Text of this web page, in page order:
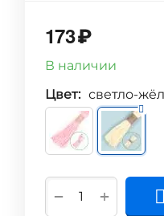
173₽
В наличии
Цвет: светло-
+
−